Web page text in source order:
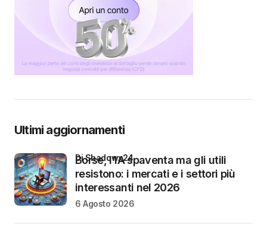
Ultimi aggiornamenti
Borse, l’IA spaventa ma gli utili
resistono: i mercati e i settori più
interessanti nel 2026
di Shadowx24
6 Agosto 2026